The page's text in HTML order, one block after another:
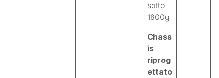
sotto
1800g
Chass
is
riprog
ettato